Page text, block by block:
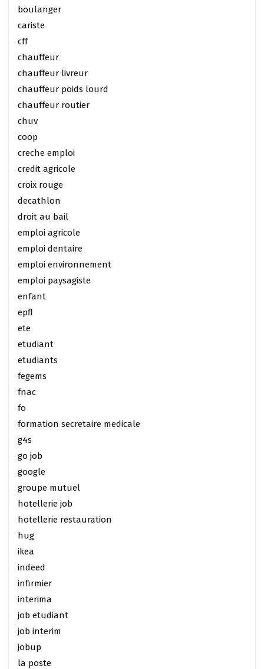
boulanger
cariste
cff
chauffeur
chauffeur livreur
chauffeur poids lourd
chauffeur routier
chuv
coop
creche emploi
credit agricole
croix rouge
decathlon
droit au bail
emploi agricole
emploi dentaire
emploi environnement
emploi paysagiste
enfant
epfl
ete
etudiant
etudiants
fegems
fnac
fo
formation secretaire medicale
g4s
go job
google
groupe mutuel
hotellerie job
hotellerie restauration
hug
ikea
indeed
infirmier
interima
job etudiant
job interim
jobup
la poste